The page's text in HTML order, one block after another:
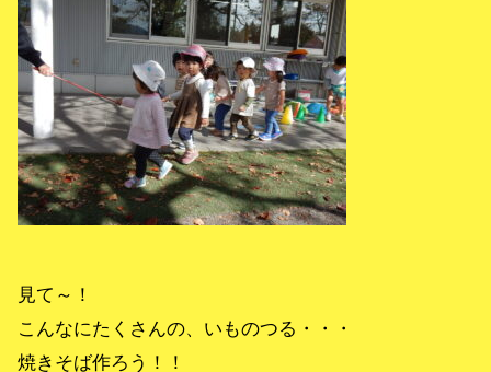
見て～！
こんなにたくさんの、いものつる・・・
焼きそば作ろう！！